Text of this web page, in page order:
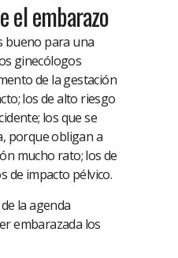
el embarazo
bueno para una
ginecólogos
de la gestación
los de alto riesgo
los que se
porque obligan a
mucho rato; los de
de impacto pélvico.
la agenda
embarazada los